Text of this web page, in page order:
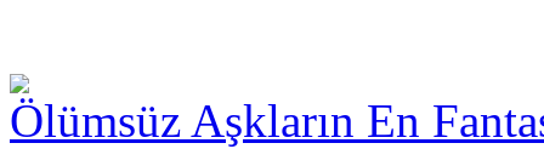
Ölümsüz Aşkların En